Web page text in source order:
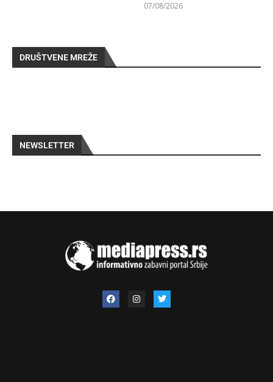
07/08/2026
DRUŠTVENE MREŽE
NEWSLETTER